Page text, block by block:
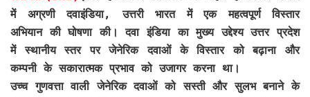
में अग्रणी दवाइंडिया, उत्तरी भारत में एक महत्वपूर्ण विस्तार
अभियान की घोषणा की। दवा इंडिया का मुख्य उद्देश्य उत्तर प्रदेश
में स्थानीय स्तर पर जेनेरिक दवाओं के विस्तार को बढ़ाना और
कम्पनी के सकारात्मक प्रभाव को उजागर करना था।
उच्च गुणवत्ता वाली जेनेरिक दवाओं को सस्ती और सुलभ बनाने के